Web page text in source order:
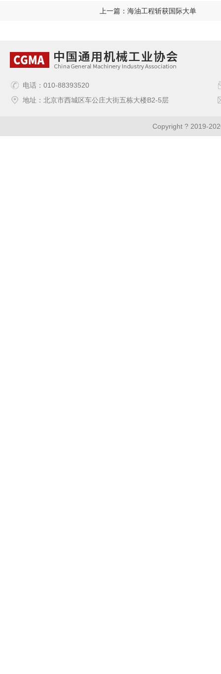
上一篇：海油工程斩获国际大单
电话：010-88393520
地址：北京市西城区车公庄大街五栋大楼B2-5层
Copyright ? 2019-